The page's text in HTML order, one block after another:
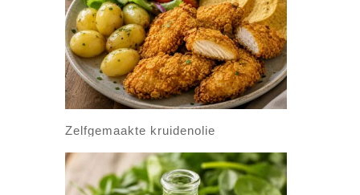
Zelfgemaakte kruidenolie